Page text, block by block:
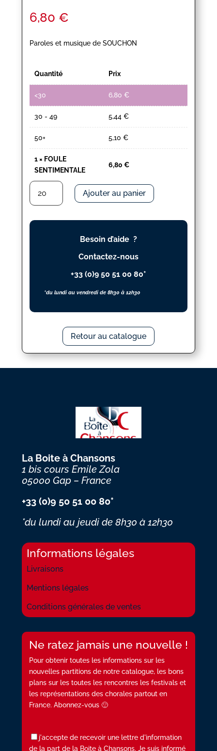
6,80 €
Paroles et musique de SOUCHON
Quantité Prix
<30 6,80 €
30 - 49 5,44 €
50+ 5,10 €
1× FOULE
SENTIMENTALE
6,80 €
quantité
FOULE
SENTIMENTALE
Ajouter au panier
Besoin d’aide ?
Contactez-nous
+33 (0)9 50 51 00 80*
*du lundi au vendredi de 8h30 à 12h30
Retour au catalogue
La Boite à Chansons
1 bis cours Emile Zola
05000 Gap – France
+33 (0)9 50 51 00 80*
*du lundi au jeudi de 8h30 à 12h30
Informations légales
Livraisons
Mentions légales
Conditions générales de ventes
Ne ratez jamais une nouvelle !
Pour obtenir toutes les informations sur les
nouvelles partitions de notre catalogue, les bons
plans sur les toutes les rencontres les festivals et
les représentations des chorales partout en
France. Abonnez-vous 🙂
j'accepte de recevoir une lettre d'information
de la part de la Boite à Chansons. Je suis informé